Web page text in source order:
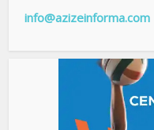
info@azizeinforma.com